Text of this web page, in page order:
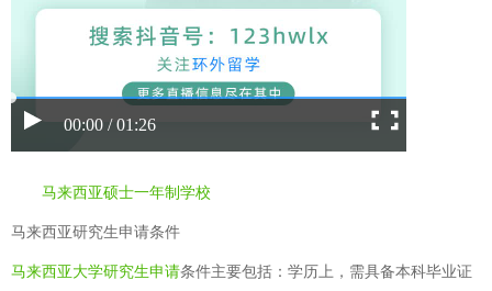
00:00 / 01:26
马来西亚硕士一年制学校
马来西亚研究生申请条件
马来西亚大学研究生申请条件主要包括：学历上，需具备本科毕业证